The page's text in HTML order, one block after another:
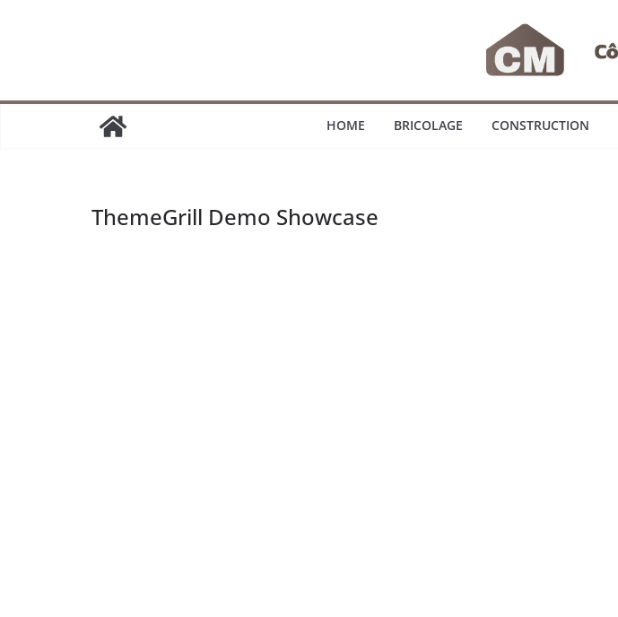
HOME BRICOLAGE CONSTRUCTION
ThemeGrill Demo Showcase